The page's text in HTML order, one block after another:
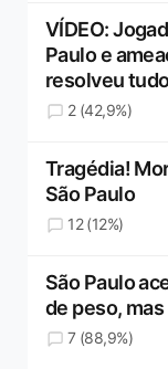
VÍDEO:
Paulo e
resolveu
2 (42,9%)
Tragédia!
São Paulo
12 (12%)
São Paulo
de peso,
7 (88,9%)